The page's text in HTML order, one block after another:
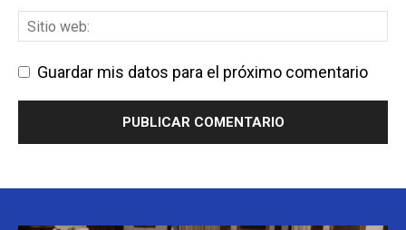
Guardar mis datos para el próximo comentario